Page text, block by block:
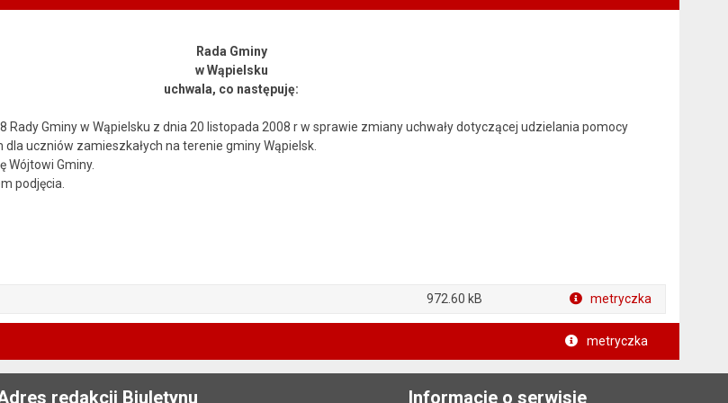
Rada Gminy
w Wąpielsku
uchwala, co następuję:
Rady Gminy w Wąpielsku z dnia 20 listopada 2008 r w sprawie zmiany uchwały dotyczącej udzielania pomocy
uczniów zamieszkałych na terenie gminy Wąpielsk.
Wójtowi Gminy.
podjęcia.
972.60 kB metryczka
metryczka
redakcji Biuletynu Informacje o serwisie